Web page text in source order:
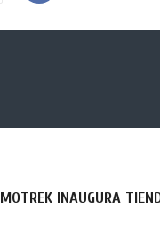
MOTREK INAUGURA